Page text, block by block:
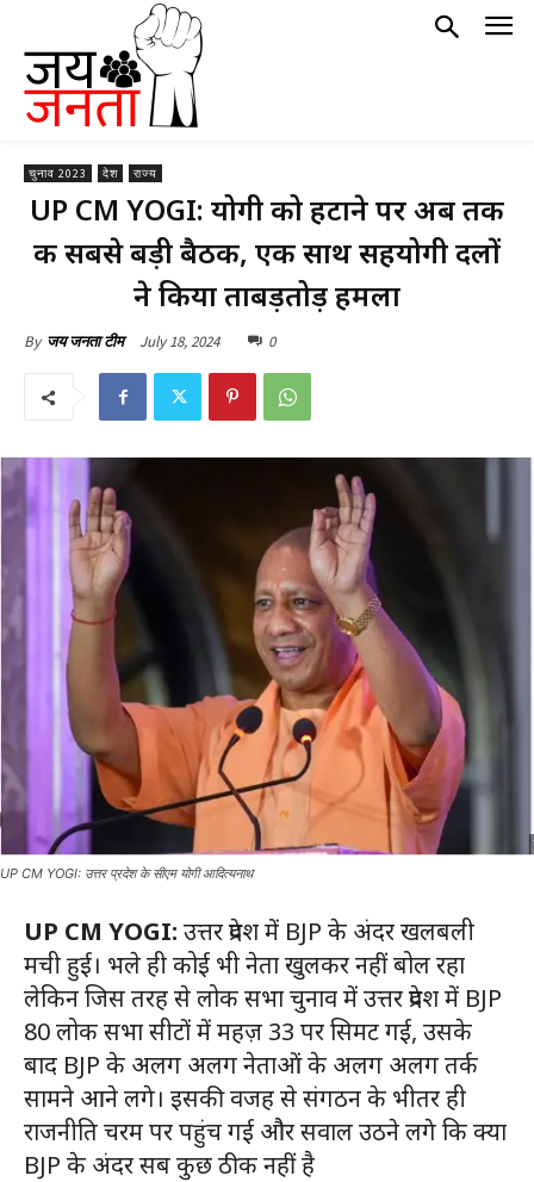
चुनाव 2023 देश राज्य
UP CM YOGI: योगी को हटाने पर अब तक
की सबसे बड़ी बैठक, एक साथ सहयोगी दलों
ने किया ताबड़तोड़ हमला
By जय जनता टीम July 18, 2024 0
UP CM YOGI: उत्तर प्रदेश के सीएम योगी आदित्यनाथ
UP CM YOGI: उत्तर प्रदेश में BJP के अंदर खलबली
मची हुई। भले ही कोई भी नेता खुलकर नहीं बोल रहा
लेकिन जिस तरह से लोक सभा चुनाव में उत्तर प्रदेश में BJP
80 लोक सभा सीटों में महज़ 33 पर सिमट गई, उसके
बाद BJP के अलग अलग नेताओं के अलग अलग तर्क
सामने आने लगे। इसकी वजह से संगठन के भीतर ही
राजनीति चरम पर पहुंच गई और सवाल उठने लगे कि क्या
BJP के अंदर सब कुछ ठीक नहीं है